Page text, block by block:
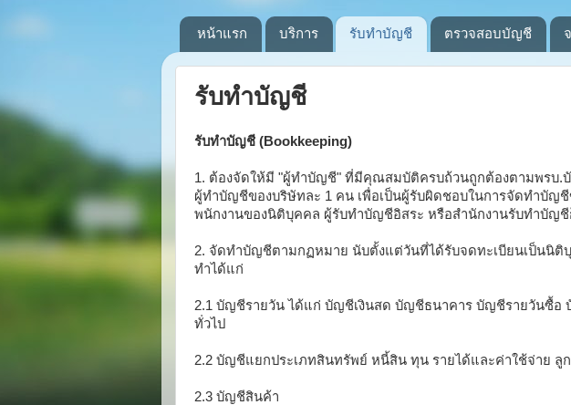
หน้าแรก บริการ รับทำบัญชี ตรวจสอบบัญชี
รับทำบัญชี
รับทำบัญชี (Bookkeeping)
1. ต้องจัดให้มี "ผู้ทำบัญชี" ที่มีคุณสมบัติครบถ้วนถูกต้องตามพรบ.
ผู้ทำบัญชีของบริษัทละ 1 คน เพื่อเป็นผู้รับผิดชอบในการจัดทำบัญ
พนักงานของนิติบุคคล ผู้รับทำบัญชีอิสระ หรือสำนักงานรับทำบัญชี
2. จัดทำบัญชีตามกฏหมาย นับตั้งแต่วันที่ได้รับจดทะเบียนเป็นนิ
ทำได้แก่
2.1 บัญชีรายวัน ได้แก่ บัญชีเงินสด บัญชีธนาคาร บัญชีรายวันซื้อ
ทั่วไป
2.2 บัญชีแยกประเภทสินทรัพย์ หนี้สิน ทุน รายได้และค่าใช้จ่าย ลู
2.3 บัญชีสินค้า